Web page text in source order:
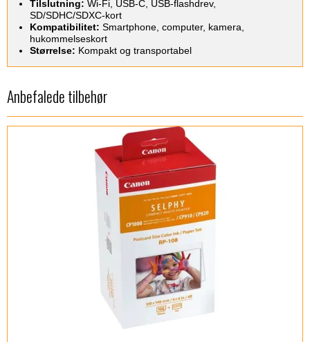
Tilslutning: Wi-Fi, USB-C, USB-flashdrev,
SD/SDHC/SDXC-kort
Kompatibilitet: Smartphone, computer, kamera,
hukommelseskort
Størrelse: Kompakt og transportabel
Anbefalede tilbehør